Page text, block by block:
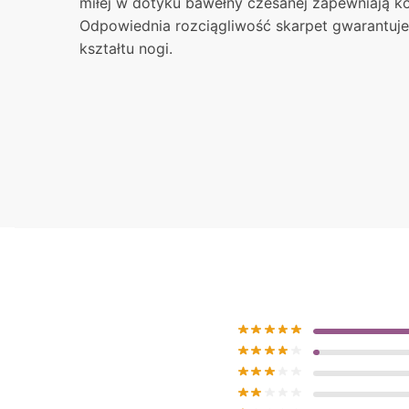
Odpowiednia rozciągliwość skarpet
kształtu nogi.